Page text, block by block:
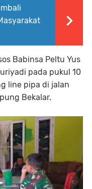
Babinsa Peltu Yus
pada pukul 10
line pipa di jalan
Bekalar.